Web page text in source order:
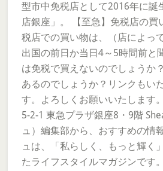
型市中免税店として2016年に誕
店銀座」。 【至急】免税店の買
税店での買い物は、（店によっ
出国の前日か当日4～5時間前と
は免税で買えないのでしょうか
あるのでしょうか？リンクもい
す。よろしくお願いいたします
5-2-1 東急プラザ銀座8・9階
ュ）編集部から、おすすめの情
ュは、「私らしく、もっと輝く
たライフスタイルマガジンです